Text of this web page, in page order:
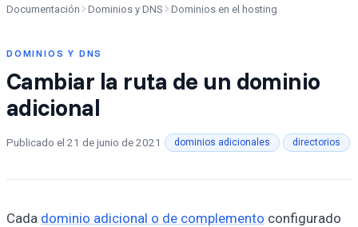
Documentación Dominios y DNS Dominios en el hosting
DOMINIOS Y DNS
Cambiar la ruta de un dominio
adicional
Publicado el 21 de junio de 2021 · dominios adicionales · directorios
Cada dominio adicional o de complemento configurado